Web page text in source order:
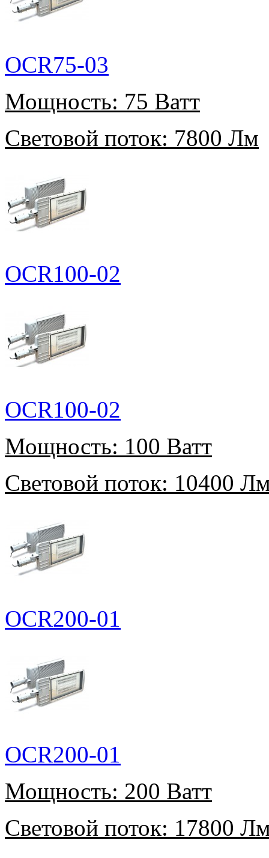
OCR75-03
Мощность: 75 Ватт
Световой поток: 7800 Лм
OCR100-02
OCR100-02
Мощность: 100 Ватт
Световой поток: 10400
OCR200-01
OCR200-01
Мощность: 200 Ватт
Световой поток: 17800